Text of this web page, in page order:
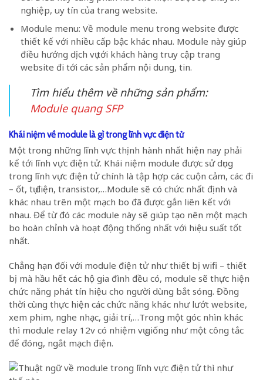
nghiệp, uy tín của trang website.
Module menu: Về module menu trong website được
thiết kế với nhiều cấp bậc khác nhau. Module này giúp
điều hướng dịch vụ tới khách hàng truy cập trang
website đi tới các sản phẩm nội dung, tin.
Tìm hiểu thêm về những sản phẩm:
Module quang SFP
Khái niệm về module là gì trong lĩnh vực điện tử
Một trong những lĩnh vực thịnh hành nhất hiện nay phải
kể tới lĩnh vực điện tử. Khái niệm module được sử dụng
trong lĩnh vực điện tử chính là tập hợp các cuộn cảm, các đi
– ốt, tụ điện, transistor,…Module sẽ có chức nhất định và
khác nhau trên một mạch bo đã được gắn liên kết với
nhau. Để từ đó các module này sẽ giúp tạo nên một mạch
bo hoàn chỉnh và hoạt động thống nhất với hiệu suất tốt
nhất.
Chẳng hạn đối với module điện tử như thiết bị wifi – thiết
bị mà hầu hết các hộ gia đình đều có, module sẽ thực hiện
chức năng phát tín hiệu cho người dùng bắt sóng. Đồng
thời cùng thực hiện các chức năng khác như lướt website,
xem phim, nghe nhạc, giải trí,…Trong một góc nhìn khác
thì module relay 12v có nhiệm vụ giống như một công tắc
để đóng, ngắt mạch điện.